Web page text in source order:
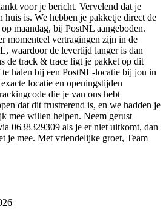
voor je bericht. Vervelend dat je
huis is. We hebben je pakketje direct de
maandag, bij PostNL aangeboden.
momenteel vertragingen zijn in de
waardoor de levertijd langer is dan
de track & trace ligt je pakket op dit
halen bij een PostNL-locatie bij jou in
locatie en openingstijden
die je van ons hebt
dat dit frustrerend is, en we hadden je
mee willen helpen. Neem gerust
0638329309 als je er niet uitkomt, dan
je mee. Met vriendelijke groet, Team